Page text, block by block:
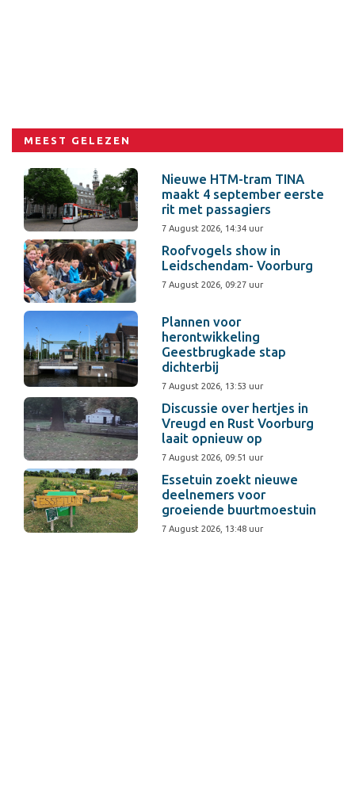
MEEST GELEZEN
Nieuwe HTM-tram TINA
maakt 4 september eerste
rit met passagiers
7 August 2026, 14:34 uur
Roofvogels show in
Leidschendam- Voorburg
7 August 2026, 09:27 uur
Plannen voor
herontwikkeling
Geestbrugkade stap
dichterbij
7 August 2026, 13:53 uur
Discussie over hertjes in
Vreugd en Rust Voorburg
laait opnieuw op
7 August 2026, 09:51 uur
Essetuin zoekt nieuwe
deelnemers voor
groeiende buurtmoestuin
7 August 2026, 13:48 uur